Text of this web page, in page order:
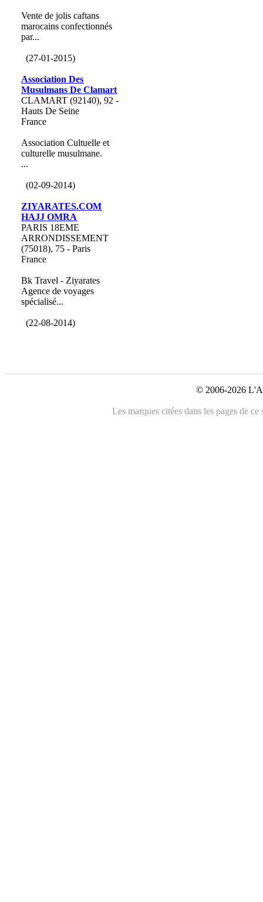
Vente de jolis caftans
marocains confectionnés
par...
(27-01-2015)
Association Des
Musulmans De Clamart
CLAMART (92140), 92 -
Hauts De Seine
France
Association Cultuelle et
culturelle musulmane.
...
(02-09-2014)
ZIYARATES.COM
HAJJ OMRA
PARIS 18EME
ARRONDISSEMENT
(75018), 75 - Paris
France
Bk Travel - Ziyarates
Agence de voyages
spécialisé...
(22-08-2014)
© 2006-2026
Les marques citées dans les pages de